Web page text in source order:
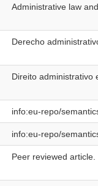
Administrative law
Derecho
Direito administrativo
info:eu-repo/
info:eu-repo/
Peer reviewed article.